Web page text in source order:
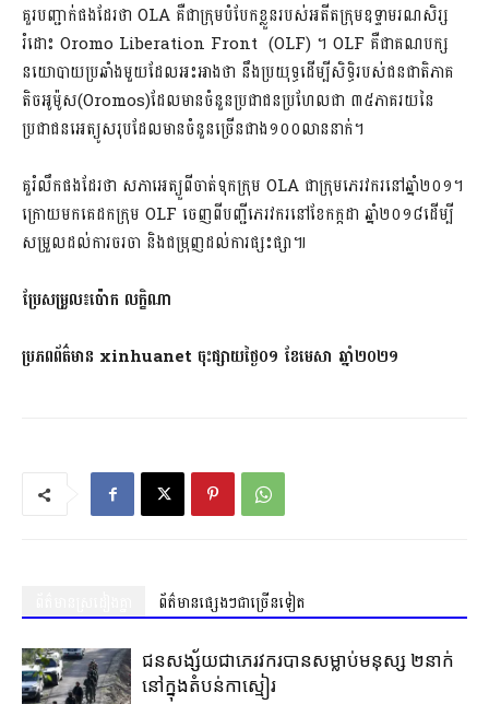
គួរបញ្ជាក់​ផងដែរ​ថា OLA គឺជា​ក្រុម​បំបែក​ខ្លួន​របស់​អតីត​ក្រុម​ឧទ្ទាម​រណសិរ្ស​
រំដោះ Oromo Liberation Front (OLF) ។ OLF គឺជា​គណបក្ស
នយោបាយ​ប្រឆាំង​មួយ​ដែល​អះអាងថា នឹង​ប្រយុទ្ធ​ដើម្បី​សិទ្ធិ​របស់​ជនជាតិភាគ
តិច​អូ​ម៉ូ​ស(Oromos)ដែលមាន​ចំនួន​ប្រជាជន​ប្រហែលជា ៣៥ភាគរយ​នៃ​
ប្រជាជន​អេ​ត្យូ​សរុប​ដែលមាន​ចំនួន​ច្រើនជាង១០០លាន​នាក់។
គួ​រំលឹក​ផងដែរ​ថា សភា​អេ​ត្យួ​ពី​ចាត់ទុក​ក្រុម OLA ជា​ក្រុម​ភេរវ​ករ​នៅ​ឆ្នាំ២០១។
ក្រោយមក​គេ​ដក​ក្រុម OLF ចេញពី​បញ្ជី​ភេរវ​ករ​នៅ​ខែកក្កដា ឆ្នាំ២០១៨ដើម្បី​
សម្រួល​ដល់​ការចរចា និង​ជម្រុញ​ដល់​ការផ្សះផ្សា៕
ប្រែ​សម្រួល៖ប៉ោក លក្ខិណា
ប្រភពព័ត៌មាន xinhuanet ចុះផ្សាយ​ថ្ងៃ០១ ខែមេសា ឆ្នាំ២០២១
ព័ត៌មានផ្សេងៗជាច្រើនទៀត
ជនសង្ស័យជាភេរវករបានសម្លាប់មនុស្ស ២នាក់
នៅក្នុងតំបន់កាស្មៀរ